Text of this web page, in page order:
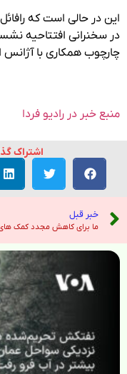
در سخنرانی افتتاحیه
چارچوب همکاری با
منبع خبر در رادیو فردا
اشتراک
خبر قبل